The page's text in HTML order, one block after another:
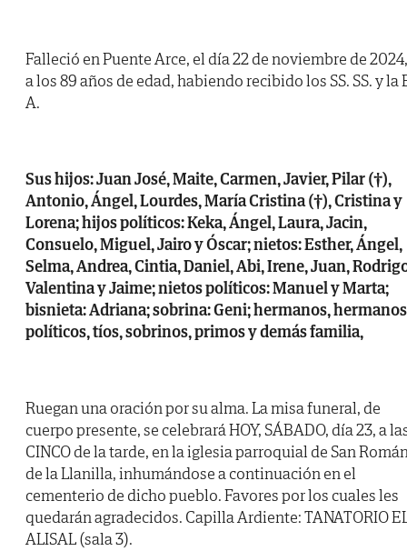
Falleció en Puente Arce, el día 22 de noviembre de 2024,
a los 89 años de edad, habiendo recibido los SS. SS. y la
A.
Sus hijos: Juan José, Maite, Carmen, Javier, Pilar (†),
Antonio, Ángel, Lourdes, María Cristina (†), Cristina y
Lorena; hijos políticos: Keka, Ángel, Laura, Jacin,
Consuelo, Miguel, Jairo y Óscar; nietos: Esther, Ángel,
Selma, Andrea, Cintia, Daniel, Abi, Irene, Juan,
Valentina y Jaime; nietos políticos: Manuel y Marta;
bisnieta: Adriana; sobrina: Geni; hermanos, hermanos
políticos, tíos, sobrinos, primos y demás familia,
Ruegan una oración por su alma. La misa funeral, de
cuerpo presente, se celebrará HOY, SÁBADO, día 23, a
CINCO de la tarde, en la iglesia parroquial de San
de la Llanilla, inhumándose a continuación en el
cementerio de dicho pueblo. Favores por los cuales les
quedarán agradecidos. Capilla Ardiente: TANATORIO
ALISAL (sala 3).